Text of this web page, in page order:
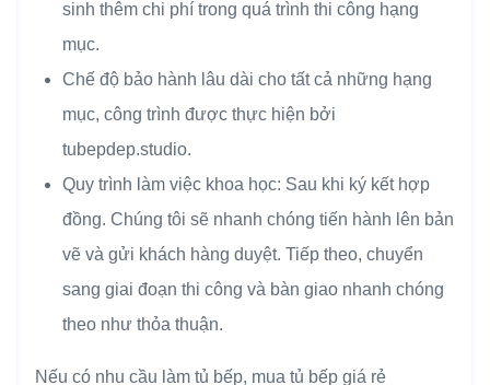
sinh thêm chi phí trong quá trình thi công hạng
mục.
Chế độ bảo hành lâu dài cho tất cả những hạng
mục, công trình được thực hiện bởi
tubepdep.studio.
Quy trình làm việc khoa học: Sau khi ký kết hợp
đồng. Chúng tôi sẽ nhanh chóng tiến hành lên bản
vẽ và gửi khách hàng duyệt. Tiếp theo, chuyển
sang giai đoạn thi công và bàn giao nhanh chóng
theo như thỏa thuận.
Nếu có nhu cầu làm tủ bếp, mua tủ bếp giá rẻ